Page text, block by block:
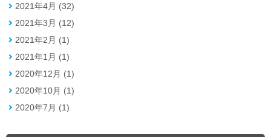
2021年4月 (32)
2021年3月 (12)
2021年2月 (1)
2021年1月 (1)
2020年12月 (1)
2020年10月 (1)
2020年7月 (1)